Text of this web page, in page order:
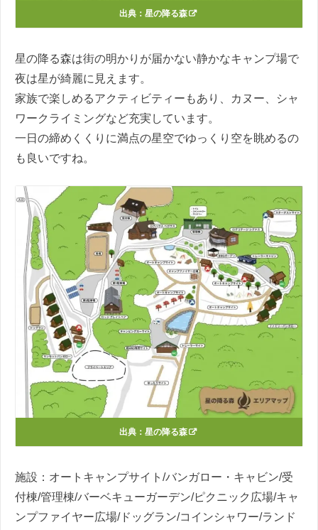
出典： 星の降る森
星の降る森は街の明かりが届かない静かなキャンプ場で
夜は星が綺麗に見えます。
家族で楽しめるアクティビティーもあり、カヌー、シャ
ワークライミングなど充実しています。
一日の締めくくりに満点の星空でゆっくり空を眺めるの
も良いですね。
出典： 星の降る森
施設：オートキャンプサイト/バンガロー・キャビン/受
付棟/管理棟/バーベキューガーデン/ピクニック広場/キャ
ンプファイヤー広場/ドッグラン/コインシャワー/ランド